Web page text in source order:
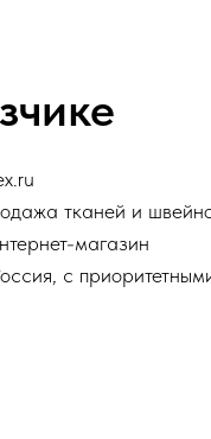
тканей и
магазин
с